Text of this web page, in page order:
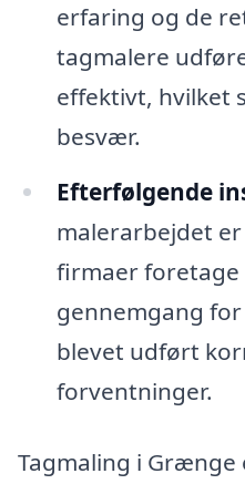
erfaring og de
tagmalere
effektivt, hvilket
besvær.
Efterfølgende
malerarbejdet
firmaer foretage
gennemgang
blevet udført
forventninger.
Tagmaling i